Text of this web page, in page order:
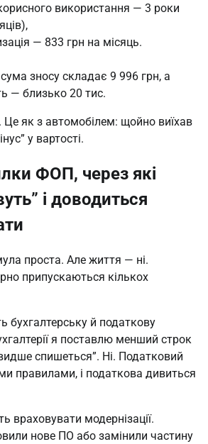
використання — 3 роки
— 833 грн на місяць.
зносу складає 9 996 грн, а
— близько 20 тис.
Це як з автомобілем: щойно виїхав
у вартості.
ФОП, через які
і доводиться
проста. Але життя — ні.
припускаються кількох
бухгалтерську й податкову
я поставлю менший строк
спишеться”. Ні. Податковий
правилами, і податкова дивиться
враховувати модернізації.
нове ПО або замінили частину